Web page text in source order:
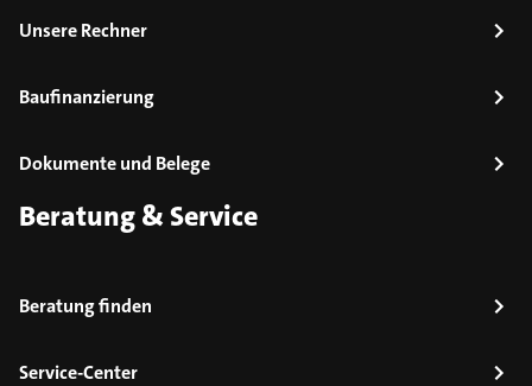
Unsere Rechner
Baufinanzierung
Dokumente und Belege
Beratung & Service
Beratung finden
Service-Center